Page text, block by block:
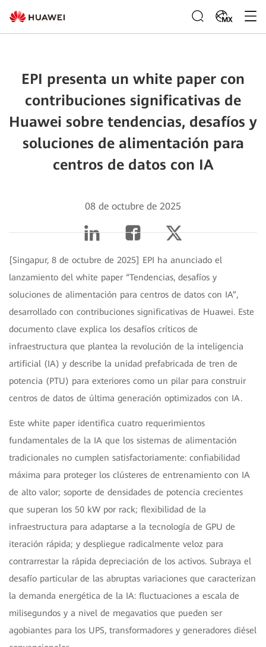
MX
EPI presenta un white paper con
contribuciones significativas de
Huawei sobre tendencias, desafíos y
soluciones de alimentación para
centros de datos con IA
08 de octubre de 2025
[Singapur, 8 de octubre de 2025] EPI ha anunciado el
lanzamiento del white paper “Tendencias, desafíos y
soluciones de alimentación para centros de datos con IA”,
desarrollado con contribuciones significativas de Huawei. Este
documento clave explica los desafíos críticos de
infraestructura que plantea la revolución de la inteligencia
artificial (IA) y describe la unidad prefabricada de tren de
potencia (PTU) para exteriores como un pilar para construir
centros de datos de última generación optimizados con IA.
Este white paper identifica cuatro requerimientos
fundamentales de la IA que los sistemas de alimentación
tradicionales no cumplen satisfactoriamente: confiabilidad
máxima para proteger los clústeres de entrenamiento con IA
de alto valor; soporte de densidades de potencia crecientes
que superan los 50 kW por rack; flexibilidad de la
infraestructura para adaptarse a la tecnología de GPU de
iteración rápida; y despliegue radicalmente veloz para
contrarrestar la rápida depreciación de los activos. Subraya el
desafío particular de las abruptas variaciones que caracterizan
la demanda energética de la IA: fluctuaciones a escala de
milisegundos y a nivel de megavatios que pueden ser
agobiantes para los UPS, transformadores y generadores diésel